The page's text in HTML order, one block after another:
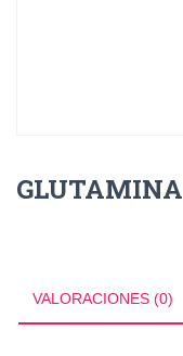
GLUTAMINA
VALORACIONES (0)